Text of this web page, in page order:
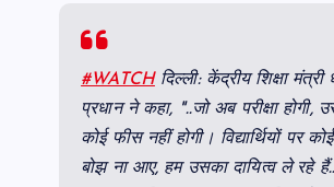
#WATCHदिल्ली: केंद्रीय शिक्षा मंत्री
प्रधान ने कहा, "..जो अब परीक्षा होगी,
कोई फीस नहीं होगी। विद्यार्थियों पर
बोझ ना आए, हम उसका दायित्व ले रहे